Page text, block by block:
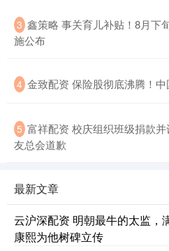
3 鑫策略 事关育儿补贴！8月下
施公布
4 金致配资 保险股彻底沸腾！
5 富祥配资 校庆组织班级捐款
友总会道歉
最新文章
云沪深配资 明朝最牛的太监，
康熙为他树碑立传